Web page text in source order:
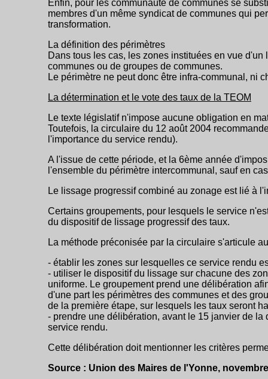
Enfin, pour les communauté de communes se
membres d'un même syndicat de communes qui
transformation.
La définition des périmètres
Dans tous les cas, les zones instituées en vue
communes ou de groupes de communes.
Le périmètre ne peut donc être infra-communal, ni
La détermination et le vote des taux de la TEOM
Le texte législatif n'impose aucune obligation en
Toutefois, la circulaire du 12 août 2004
l'importance du service rendu).
A l'issue de cette période, et la 6ème année
l'ensemble du périmètre intercommunal, sauf en
Le lissage progressif combiné au zonage est lié à
Certains groupements, pour lesquels le service
du dispositif de lissage progressif des taux.
La méthode préconisée par la circulaire s'articule
- établir les zones sur lesquelles ce service rendu
- utiliser le dispositif du lissage sur chacune des
uniforme. Le groupement prend une délibération
d'une part les périmètres des communes et des
de la première étape, sur lesquels les taux seront
- prendre une délibération, avant le 15 janvier de
service rendu.
Cette délibération doit mentionner les critères
Source : Union des Maires de l'Yonne,